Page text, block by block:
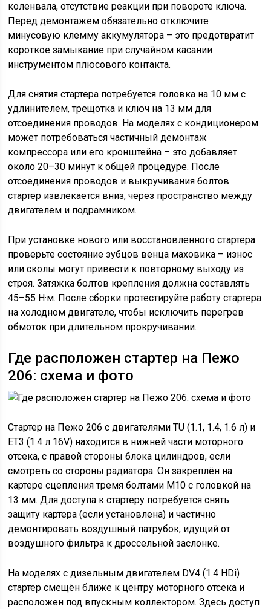
коленвала, отсутствие реакции при повороте ключа.
Перед демонтажем обязательно отключите
минусовую клемму аккумулятора – это предотвратит
короткое замыкание при случайном касании
инструментом плюсового контакта.
Для снятия стартера потребуется головка на 10 мм с
удлинителем, трещотка и ключ на 13 мм для
отсоединения проводов. На моделях с кондиционером
может потребоваться частичный демонтаж
компрессора или его кронштейна – это добавляет
около 20–30 минут к общей процедуре. После
отсоединения проводов и выкручивания болтов
стартер извлекается вниз, через пространство между
двигателем и подрамником.
При установке нового или восстановленного стартера
проверьте состояние зубцов венца маховика – износ
или сколы могут привести к повторному выходу из
строя. Затяжка болтов крепления должна составлять
45–55 Н·м. После сборки протестируйте работу стартера
на холодном двигателе, чтобы исключить перегрев
обмоток при длительном прокручивании.
Где расположен стартер на Пежо
206: схема и фото
Стартер на Пежо 206 с двигателями TU (1.1, 1.4, 1.6 л) и
ET3 (1.4 л 16V) находится в нижней части моторного
отсека, с правой стороны блока цилиндров, если
смотреть со стороны радиатора. Он закреплён на
картере сцепления тремя болтами M10 с головкой на
13 мм. Для доступа к стартеру потребуется снять
защиту картера (если установлена) и частично
демонтировать воздушный патрубок, идущий от
воздушного фильтра к дроссельной заслонке.
На моделях с дизельным двигателем DV4 (1.4 HDi)
стартер смещён ближе к центру моторного отсека и
расположен под впускным коллектором. Здесь доступ